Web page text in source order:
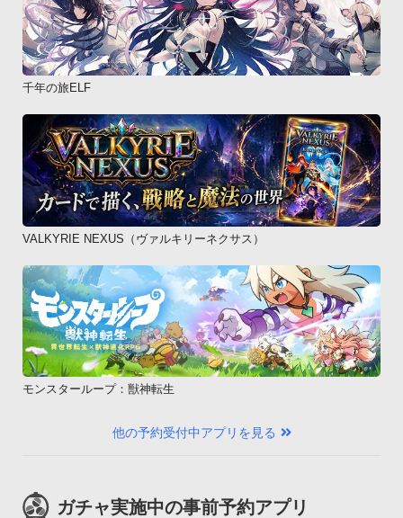
千年の旅ELF
VALKYRIE NEXUS（ヴァルキリーネクサス）
モンスターループ：獣神転生
他の予約受付中アプリを見る
ガチャ実施中の事前予約アプリ